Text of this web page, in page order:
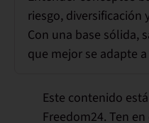
riesgo, diversificación
Con una base sólida,
que mejor se adapte
Este contenido
Freedom24. Ten